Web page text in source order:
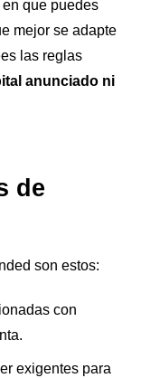
que puedes
mejor se adapte
las reglas
anunciado ni
de
son estos:
con
exigentes para